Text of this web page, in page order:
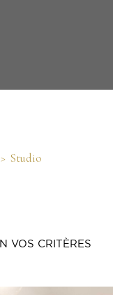
Studio
VOS CRITÈRES